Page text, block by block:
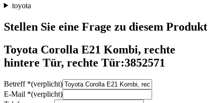
toyota
Stellen Sie eine Frage zu diesem Produkt
Toyota Corolla E21 Kombi, rechte
hintere Tür, rechte Tür:3852571
Betreff *(verplicht)
E-Mail *(verplicht)